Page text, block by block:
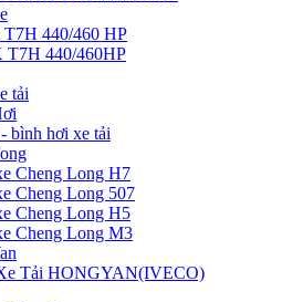
440/460 HP
440/460HP
tải
bình hơi xe tải
Cheng Long H7
Cheng Long 507
Cheng Long H5
Cheng Long M3
Tải HONGYAN(IVECO)